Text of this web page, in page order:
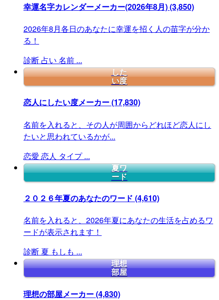
幸運名字カレンダーメーカー(2026年8月)(3,850)
2026年8月各日のあなたに幸運を招く人の苗字が分か
る！
診断 占い 名前 ...
した
い度
恋人にしたい度メーカー(17,830)
名前を入れると、その人が周囲からどれほど恋人にし
たいと思われているかが...
恋愛 恋人 タイプ ...
夏ワ
ード
２０２６年夏のあなたのワード (4,610)
名前を入れると、2026年夏にあなたの生活を占めるワ
ードが表示されます！
診断 夏 もしも ...
理想
部屋
理想の部屋メーカー(4,830)